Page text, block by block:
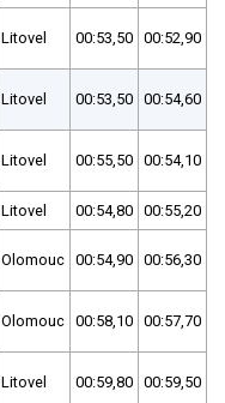
Litovel 00:53,50 00:52,90
Litovel 00:53,50 00:54,60
Litovel 00:55,50 00:54,10
Litovel 00:54,80 00:55,20
Olomouc 00:54,90 00:56,30
Olomouc 00:58,10 00:57,70
Litovel 00:59,80 00:59,50